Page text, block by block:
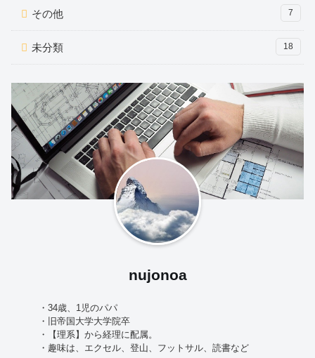
その他 7
未分類 18
nujonoa
・34歳、1児のパパ
・旧帝国大学大学院卒
・【理系】から経理に配属。
・趣味は、エクセル、登山、フットサル、読書など